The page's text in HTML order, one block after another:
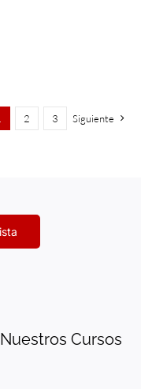
2 3 Siguiente
Nuestros Cursos